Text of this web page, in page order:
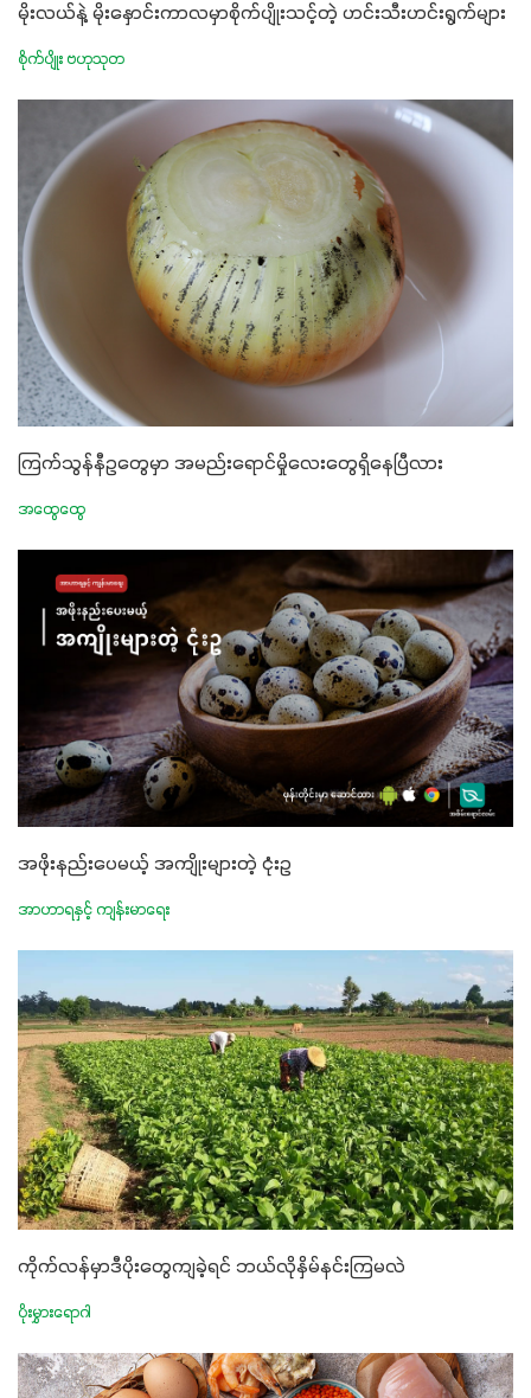
မိုးလယ်နဲ့ မိုးနှောင်းကာလမှာစိုက်ပျိုးသင့်တဲ့ ဟင်းသီးဟင်းရွက်များ
စိုက်ပျိုး ဗဟုသုတ
ကြက်သွန်နီဥတွေမှာ အမည်းရောင်မှိုလေးတွေရှိနေပြီလား
အထွေထွေ
အဖိုးနည်းပေမယ့် အကျိုးများတဲ့ ငုံးဥ
အာဟာရနှင့် ကျန်းမာရေး
ကိုက်လန်မှာဒီပိုးတွေကျခဲ့ရင် ဘယ်လိုနှိမ်နင်းကြမလဲ
ပိုးမွှားရောဂါ